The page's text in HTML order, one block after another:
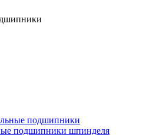
подшипники
подшипники шпинделя